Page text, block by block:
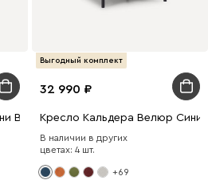
Велюр Молочный
Выгодный комплект
32 990
Кресло Кальдера Велюр Синий
В наличии в других
цветах: 4 шт.
+69